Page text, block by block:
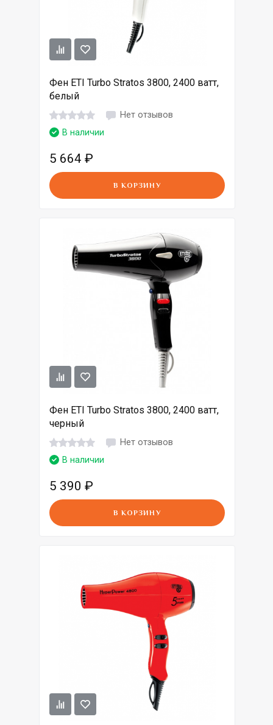
Фен ETI Turbo Stratos 3800, 2400 ватт,
белый
Нет отзывов
В наличии
5 664 ₽
В КОРЗИНУ
Фен ETI Turbo Stratos 3800, 2400 ватт,
черный
Нет отзывов
В наличии
5 390 ₽
В КОРЗИНУ